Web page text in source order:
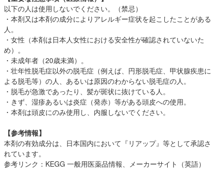
以下の人は使用しないでください。（禁忌）
・本剤又は本剤の成分によりアレルギー症状を起こしたことがある
人。
・女性（本剤は日本人女性における安全性が確認されていないた
め）。
・未成年者（20歳未満）。
・壮年性脱毛症以外の脱毛症（例えば、円形脱毛症、甲状腺疾患に
よる脱毛等）の人、あるいは原因のわからない脱毛症の人。
・脱毛が急激であったり、髪が斑状に抜けている人。
・きず、湿疹あるいは炎症（発赤）等がある頭皮への使用。
・本剤は頭皮にのみ使用し、内服しないでください。
【参考情報】
本剤の有効成分は、日本国内において『リアップ』等として承認さ
れています。
参考リンク： KEGG 一般用医薬品情報、 メーカーサイト（英語）